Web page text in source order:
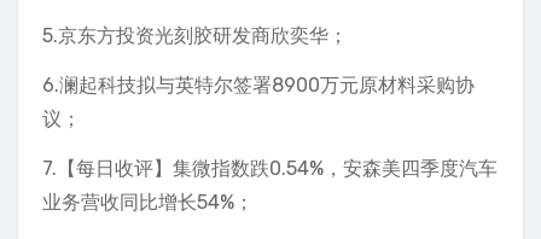
5.京东方投资光刻胶研发商欣奕华；
6.澜起科技拟与英特尔签署8900万元原材料采购协
议；
7.【每日收评】集微指数跌0.54%，安森美四季度汽车
业务营收同比增长54%；